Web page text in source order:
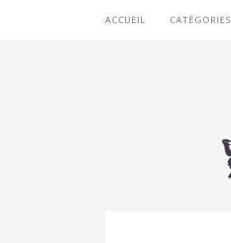
ACCUEIL CATÉGORIES